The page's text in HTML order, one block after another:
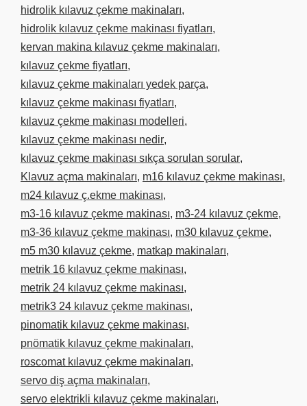
hidrolik kılavuz çekme makinaları,
hidrolik kılavuz çekme makinası fiyatları,
kervan makina kılavuz çekme makinaları,
kılavuz çekme fiyatları,
kılavuz çekme makinaları yedek parça,
kılavuz çekme makinası fiyatları,
kılavuz çekme makinası modelleri,
kılavuz çekme makinası nedir,
kılavuz çekme makinası sıkça sorulan sorular,
Klavuz açma makinaları, m16 kılavuz çekme makinası,
m24 kılavuz ç.ekme makinası,
m3-16 kılavuz çekme makinası, m3-24 kılavuz çekme,
m3-36 kılavuz çekme makinası, m30 kılavuz çekme,
m5 m30 kılavuz çekme, matkap makinaları,
metrik 16 kılavuz çekme makinası,
metrik 24 kılavuz çekme makinası,
metrik3 24 kılavuz çekme makinası,
pinomatik kılavuz çekme makinası,
pnömatik kılavuz çekme makinaları,
roscomat kılavuz çekme makinaları,
servo diş açma makinaları,
servo elektrikli kılavuz çekme makinaları,